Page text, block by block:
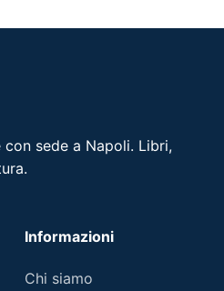
sede a Napoli. Libri,
Informazioni
Chi siamo